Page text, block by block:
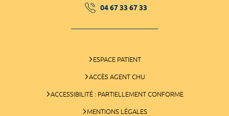
04 67 33 67 33
ESPACE PATIENT
ACCÈS AGENT CHU
ACCESSIBILITÉ : PARTIELLEMENT CONFORME
MENTIONS LÉGALES